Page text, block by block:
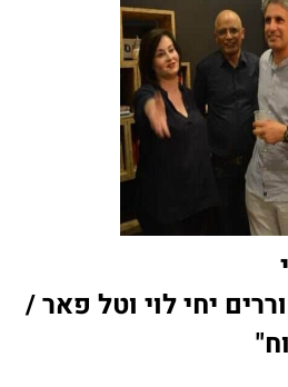
יחי לוי וטל פאר /